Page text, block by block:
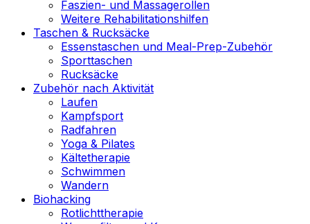
Faszien- und Massagerollen
Weitere Rehabilitationshilfen
Taschen & Rucksäcke
Essenstaschen und Meal-Prep-Zubehör
Sporttaschen
Rucksäcke
Zubehör nach Aktivität
Laufen
Kampfsport
Radfahren
Yoga & Pilates
Kältetherapie
Schwimmen
Wandern
Biohacking
Rotlichttherapie